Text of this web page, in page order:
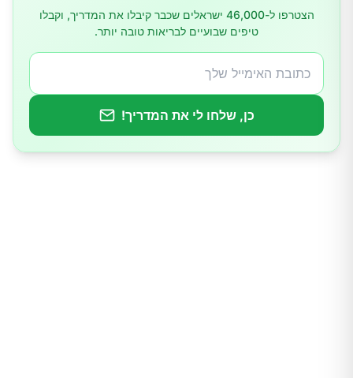
1. בשלו אותם היטב
3. הגדילו את כמות הסיבים בהדרגה
5. בחרו חלופות דלות ב-FODMAP
הצטרפו ל-46,000 ישראלים שכבר קיבלו את המדריך, וקבלו
טיפים שבועיים לבריאות טובה יותר.
כן, שלחו לי את המדריך!